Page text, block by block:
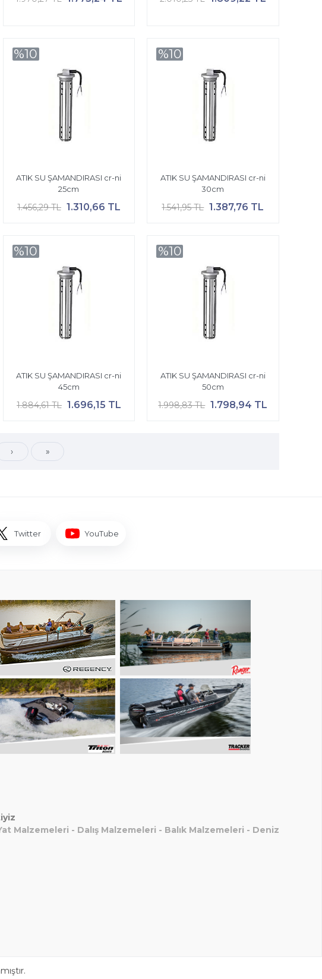
ATIK SU ŞAMANDIRASI cr-ni
25cm
1.456,29 TL 1.310,66 TL
%10
ATIK SU ŞAMANDIRASI cr-ni
30cm
1.541,95 TL 1.387,76 TL
%10
ATIK SU ŞAMANDIRASI cr-ni
45cm
1.884,61 TL 1.696,15 TL
%10
ATIK SU ŞAMANDIRASI cr-ni
50cm
1.998,83 TL 1.798,94 TL
%10
› »
Twitter YouTube
Malzemeleri - Dalış Malzemeleri - Balık Malzemeleri - Deniz